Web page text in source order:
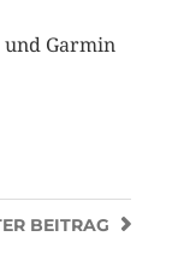
und Garmin
BEITRAG